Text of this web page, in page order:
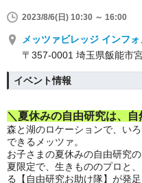
2023/8/6(日) 10:30 ～ 16:00
メッツァビレッジ インフ
〒357-0001 埼玉県飯能市
イベント情報
＼夏休みの自由研究は、
森と湖のロケーションで、い
できるメッツァ。
お子さまの夏休みの自由研究
夏限定で、生きもののプロと
る【自由研究お助け隊】が発足